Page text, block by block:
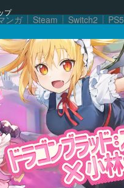
プ
ンガ Steam Switch2 PS5